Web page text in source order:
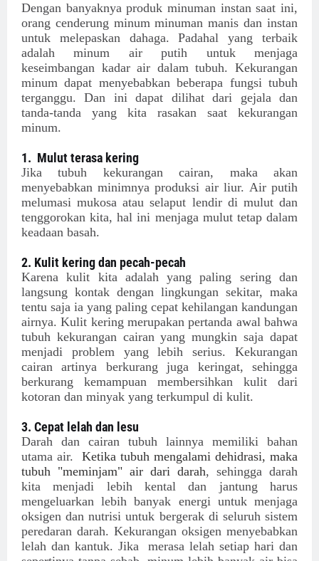
Dengan banyaknya produk minuman instan saat ini,
orang cenderung minum minuman manis dan instan
untuk melepaskan dahaga. Padahal yang terbaik
adalah minum air putih untuk menjaga
keseimbangan kadar air dalam tubuh. Kekurangan
minum dapat menyebabkan beberapa fungsi tubuh
terganggu. Dan ini dapat dilihat dari gejala dan
tanda-tanda yang kita rasakan saat kekurangan
minum.
1. Mulut terasa kering
Jika tubuh kekurangan cairan, maka akan
menyebabkan minimnya produksi air liur. Air putih
melumasi mukosa atau selaput lendir di mulut dan
tenggorokan kita, hal ini menjaga mulut tetap dalam
keadaan basah.
2. Kulit kering dan pecah-pecah
Karena kulit kita adalah yang paling sering dan
langsung kontak dengan lingkungan sekitar, maka
tentu saja ia yang paling cepat kehilangan kandungan
airnya. Kulit kering merupakan pertanda awal bahwa
tubuh kekurangan cairan yang mungkin saja dapat
menjadi problem yang lebih serius. Kekurangan
cairan artinya berkurang juga keringat, sehingga
berkurang kemampuan membersihkan kulit dari
kotoran dan minyak yang terkumpul di kulit.
3. Cepat lelah dan lesu
Darah dan cairan tubuh lainnya memiliki bahan
utama air.
Ketika tubuh mengalami dehidrasi, maka
tubuh "meminjam" air dari darah, sehingga darah
kita menjadi lebih kental dan jantung harus
mengeluarkan lebih banyak energi untuk menjaga
oksigen dan nutrisi untuk bergerak di seluruh sistem
peredaran darah. Kekurangan oksigen menyebabkan
lelah dan kantuk. Jika merasa lelah setiap hari dan